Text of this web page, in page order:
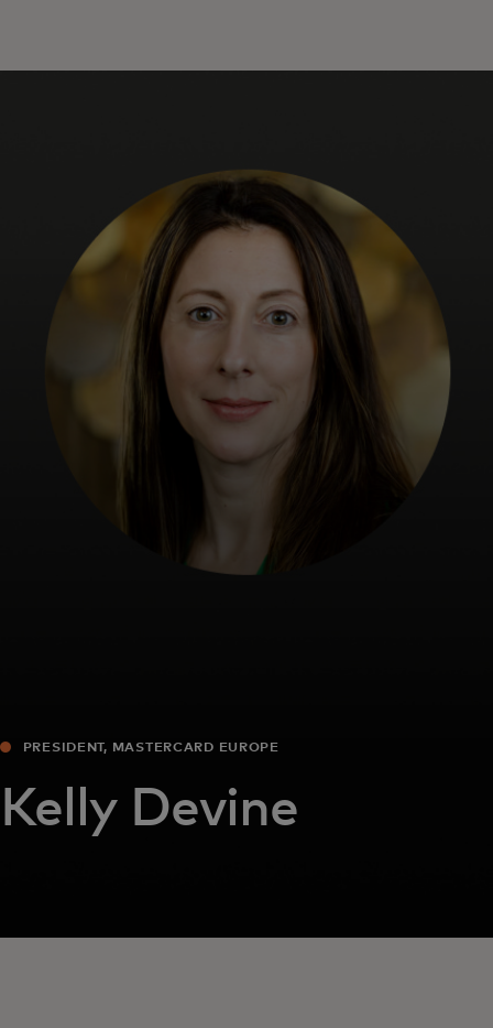
Για τον κόσμο
Για καινοτόμους
Νέα και τάσεις
PRESIDENT, MASTERCARD EUROPE
Kelly Devine